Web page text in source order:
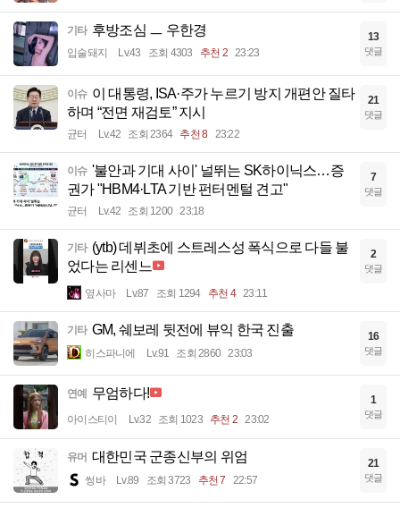
기타 후방조심 ㅡ 우한경
입술돼지 Lv.43 조회 4303 추천 2 23:23
13
댓글
이슈 이 대통령, ISA·주가 누르기 방지 개편안 질타
하며 “전면 재검토” 지시
균터 Lv.42 조회 2364 추천 8 23:22
21
댓글
이슈 '불안과 기대 사이' 널뛰는 SK하이닉스…증
권가 "HBM4·LTA 기반 펀터멘털 견고"
균터 Lv.42 조회 1200 23:18
7
댓글
기타 (ytb) 데뷔초에 스트레스성 폭식으로 다들 불
었다는 리센느
옆사마 Lv.87 조회 1294 추천 4 23:11
2
댓글
기타 GM, 쉐보레 뒷전에 뷰익 한국 진출
히스파니에 Lv.91 조회 2860 23:03
16
댓글
연예 무엄하다!
아이스티이 Lv.32 조회 1023 추천 2 23:02
1
댓글
유머 대한민국 군종신부의 위엄
썽바 Lv.89 조회 3723 추천 7 22:57
21
댓글